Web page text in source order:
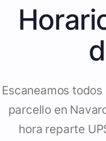
Escaneamos
parcello en
hora reparte